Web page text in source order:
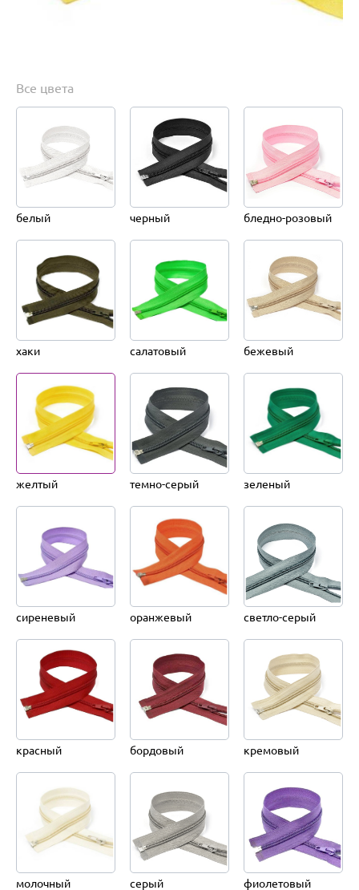
Все цвета
белый черный бледно-розовый
хаки салатовый бежевый
желтый темно-серый зеленый
сиреневый оранжевый светло-серый
красный бордовый кремовый
молочный серый фиолетовый